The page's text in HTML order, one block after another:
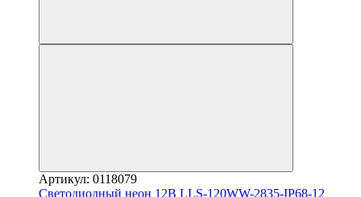
Артикул: 0118079
Светодиодный неон 12В LLS-120WW-2835-IP68-12